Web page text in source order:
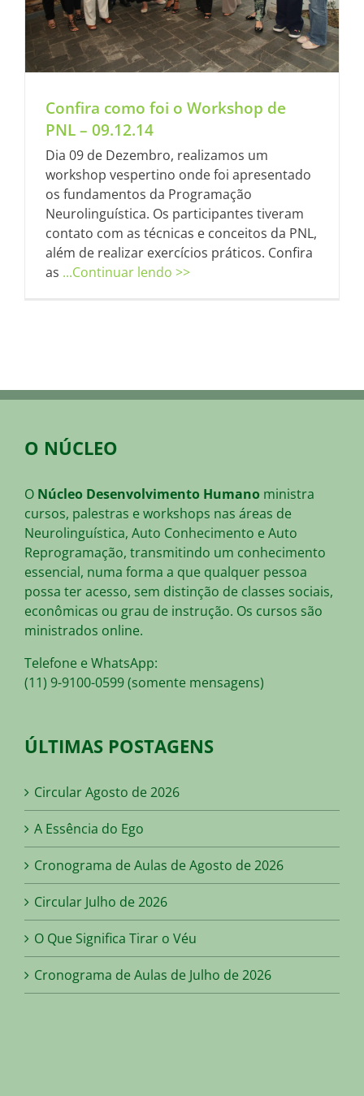
Confira como foi o Workshop de
PNL – 09.12.14
Dia 09 de Dezembro, realizamos um
workshop vespertino onde foi apresentado
os fundamentos da Programação
Neurolinguística. Os participantes tiveram
contato com as técnicas e conceitos da PNL,
além de realizar exercícios práticos. Confira
as ...Continuar lendo >>
O NÚCLEO
O Núcleo Desenvolvimento Humano ministra
cursos, palestras e workshops nas áreas de
Neurolinguística, Auto Conhecimento e Auto
Reprogramação, transmitindo um conhecimento
essencial, numa forma a que qualquer pessoa
possa ter acesso, sem distinção de classes sociais,
econômicas ou grau de instrução. Os cursos são
ministrados online.
Telefone e WhatsApp:
(11) 9-9100-0599 (somente mensagens)
ÚLTIMAS POSTAGENS
Circular Agosto de 2026
A Essência do Ego
Cronograma de Aulas de Agosto de 2026
Circular Julho de 2026
O Que Significa Tirar o Véu
Cronograma de Aulas de Julho de 2026